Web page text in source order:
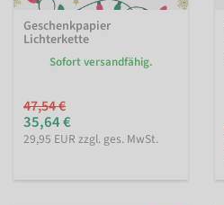
Geschenkpapier
Lichterkette
Sofort versandfähig.
47,54 €
35,64 €
29,95 EUR zzgl. ges. MwSt.